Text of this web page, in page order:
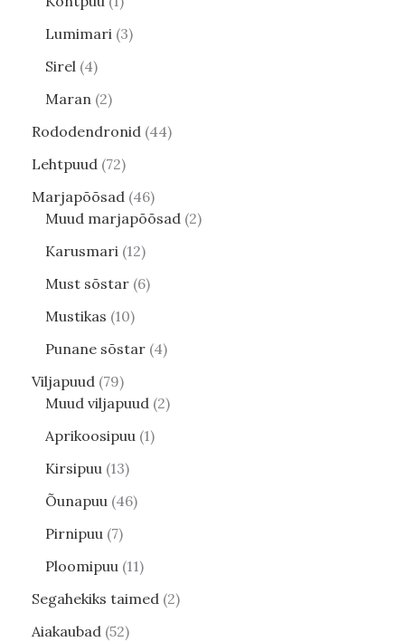
Lumimari 3
Sirel 4
Maran 2
Rododendronid 44
Lehtpuud 72
Marjapõõsad 46
Muud marjapõõsad 2
Karusmari 12
Must sõstar 6
Mustikas 10
Punane sõstar 4
Viljapuud 79
Muud viljapuud 2
Aprikoosipuu 1
Kirsipuu 13
Õunapuu 46
Pirnipuu 7
Ploomipuu 11
Segahekiks taimed 2
Aiakaubad 52